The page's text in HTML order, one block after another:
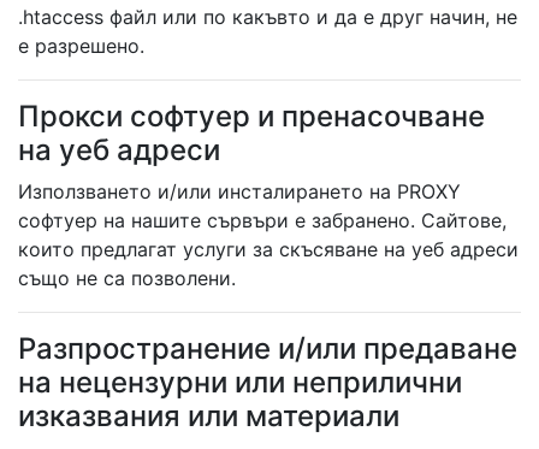
.htaccess файл или по какъвто и да е друг начин, не
е разрешено.
Прокси софтуер и пренасочване
на уеб адреси
Използването и/или инсталирането на PRОXY
софтуер на нашите сървъри е забранено. Сайтове,
които предлагат услуги за скъсяване на уеб адреси
също не са позволени.
Разпространение и/или предаване
на нецензурни или неприлични
изказвания или материали